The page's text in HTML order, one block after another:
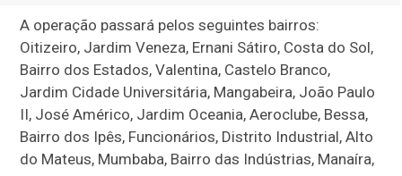
A operação passará pelos seguintes bairros:
Oitizeiro, Jardim Veneza, Ernani Sátiro, Costa do Sol,
Bairro dos Estados, Valentina, Castelo Branco,
Jardim Cidade Universitária, Mangabeira, João Paulo
II, José Américo, Jardim Oceania, Aeroclube, Bessa,
Bairro dos Ipês, Funcionários, Distrito Industrial, Alto
do Mateus, Mumbaba, Bairro das Indústrias, Manaíra,